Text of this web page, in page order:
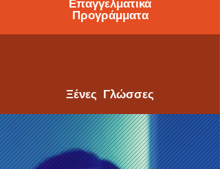
Προγράμματα
Ξένες Γλώσσες